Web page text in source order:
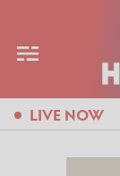
LIVE NOW